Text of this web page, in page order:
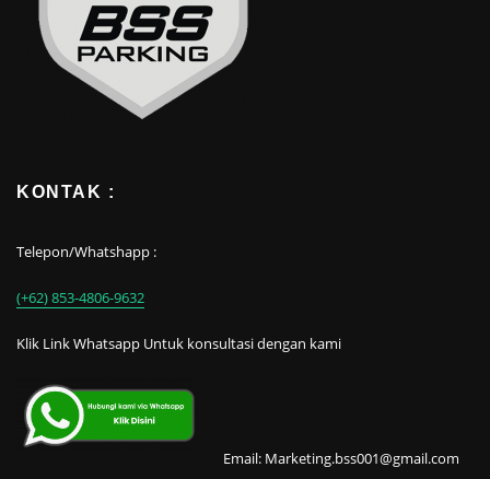
KONTAK :
Telepon/Whatshapp :
(+62) 853-4806-9632
Klik Link Whatsapp Untuk konsultasi dengan kami
Email: Marketing.bss001@gmail.com